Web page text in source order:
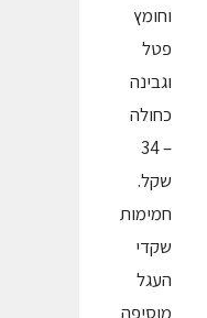
וחומץ
פטל
וגבינה
כחולה
– 34
שקל.
חמימות
שקדי
העגל
מוסיפה